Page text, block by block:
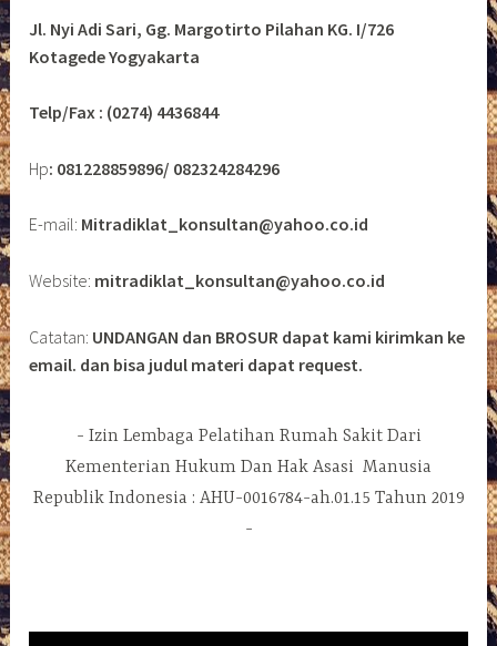
Jl. Nyi Adi Sari, Gg. Margotirto Pilahan KG. I/726
Kotagede Yogyakarta
Telp/Fax : (0274) 4436844
Hp: 081228859896/ 082324284296
E-mail: Mitradiklat_konsultan@yahoo.co.id
Website: mitradiklat_konsultan@yahoo.co.id
Catatan: UNDANGAN dan BROSUR dapat kami kirimkan ke
email. dan bisa judul materi dapat request.
Izin Lembaga Pelatihan Rumah Sakit Dari
Kementerian Hukum Dan Hak Asasi Manusia
Republik Indonesia : AHU-0016784-ah.01.15 Tahun 2019